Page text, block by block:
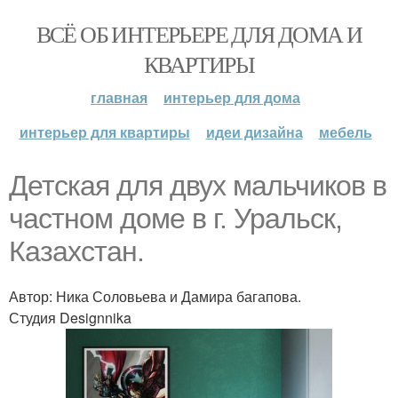
ВСЁ ОБ ИНТЕРЬЕРЕ ДЛЯ ДОМА И
КВАРТИРЫ
главная
интерьер для дома
интерьер для квартиры
идеи дизайна мебель
Детская для двух мальчиков в
частном доме в г. Уральск,
Казахстан.
Автор: Ника Соловьева и Дамира багапова.
Студия Designnika